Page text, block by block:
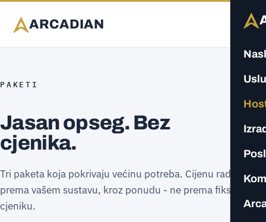
ARCADIAN
PAKETI
Jasan opseg. Bez
cjenika.
Tri paketa koja pokrivaju većinu potreba. Cijenu radimo
prema vašem sustavu, kroz ponudu - ne prema fiksnom
cjeniku.